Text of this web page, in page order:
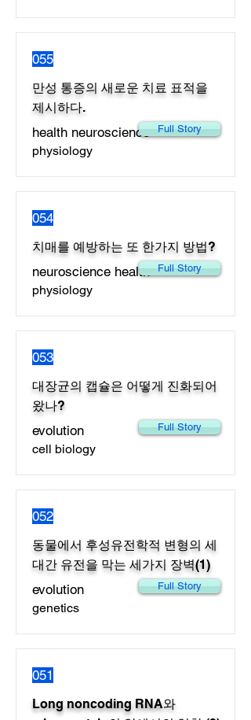
055
만성 통증의 새로운 치료 표적을
제시하다.
health neuroscience Full Story
physiology
054
치매를 예방하는 또 한가지 방법?
neuroscience health Full Story
physiology
053
대장균의 캡슐은 어떻게 진화되어
왔나?
evolution Full Story
cell biology
052
동물에서 후성유전학적 변형의 세
대간 유전을 막는 세가지 장벽(1)
evolution Full Story
genetics
051
Long noncoding RNA와